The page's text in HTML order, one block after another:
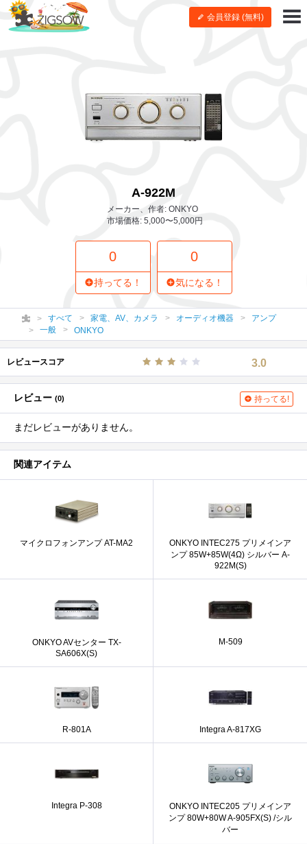
会員登録 (無料)
A-922M
メーカー、作者: ONKYO
市場価格: 5,000〜5,000円
0
持ってる！
0
気になる！
すべて 家電、AV、カメラ オーディオ機器
アンプ
一般
ONKYO
レビュースコア 3.0
レビュー (0) 持ってる!
まだレビューがありません。
関連アイテム
マイクロフォンアンプ AT-MA2
ONKYO INTEC275 プリメインア
ンプ 85W+85W(4Ω) シルバー A-
922M(S)
ONKYO AVセンター TX-
SA606X(S)
M-509
R-801A Integra A-817XG
Integra P-308
ONKYO INTEC205 プリメインア
ンプ 80W+80W A-905FX(S) /シル
バー